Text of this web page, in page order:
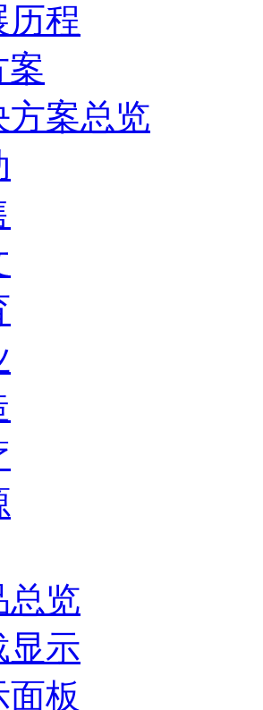
历程
案
方案总览
总览
显示
面板